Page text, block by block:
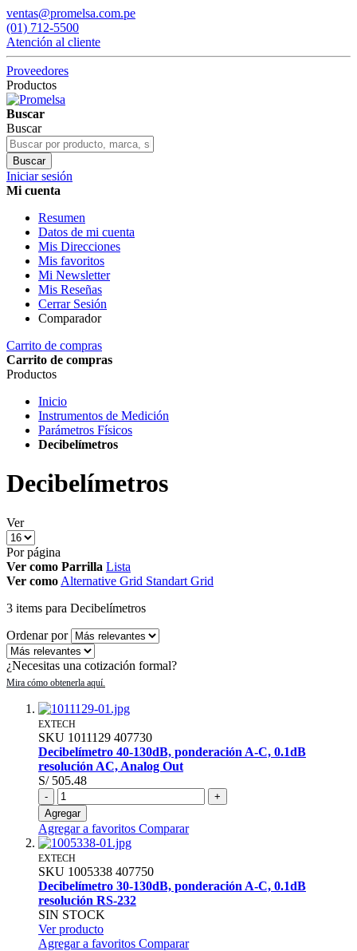
ventas@promelsa.com.pe
(01) 712-5500
Atención al cliente
Proveedores
Productos
Buscar
Buscar
Buscar
Iniciar sesión
Mi cuenta
Resumen
Datos de mi cuenta
Mis Direcciones
Mis favoritos
Mi Newsletter
Mis Reseñas
Cerrar Sesión
Comparador
Carrito de compras
Carrito de compras
Productos
Inicio
Instrumentos de Medición
Parámetros Físicos
Decibelímetros
Decibelímetros
Ver
Por página
Ver como Parrilla Lista
Ver como Alternative Grid Standart Grid
3 items para Decibelímetros
Ordenar por
¿Necesitas una cotización formal?
EXTECH
SKU 1011129 407730
Decibelímetro 40-130dB, ponderación A-C, 0.1dB
resolución AC, Analog Out
S/ 505.48
-
+
Agregar
Agregar a favoritos Comparar
EXTECH
SKU 1005338 407750
Decibelímetro 30-130dB, ponderación A-C, 0.1dB
resolución RS-232
SIN STOCK
Ver producto
Agregar a favoritos Comparar